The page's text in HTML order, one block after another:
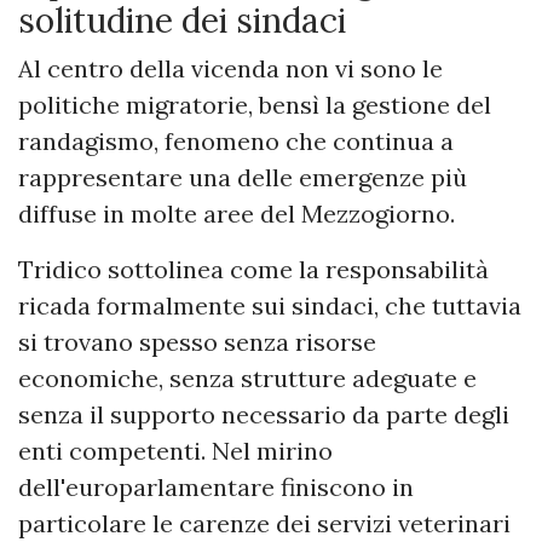
solitudine dei sindaci
Al centro della vicenda non vi sono le
politiche migratorie, bensì la gestione del
randagismo, fenomeno che continua a
rappresentare una delle emergenze più
diffuse in molte aree del Mezzogiorno.
Tridico sottolinea come la responsabilità
ricada formalmente sui sindaci, che tuttavia
si trovano spesso senza risorse
economiche, senza strutture adeguate e
senza il supporto necessario da parte degli
enti competenti. Nel mirino
dell'europarlamentare finiscono in
particolare le carenze dei servizi veterinari